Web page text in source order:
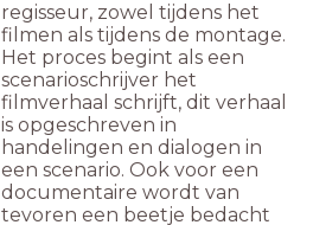
regisseur, zowel tijdens het
filmen als tijdens de montage.
Het proces begint als een
scenarioschrijver het
filmverhaal schrijft, dit verhaal
is opgeschreven in
handelingen en dialogen in
een scenario. Ook voor een
documentaire wordt van
tevoren een beetje bedacht